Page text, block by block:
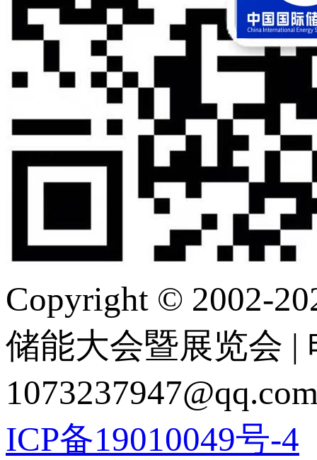
Copyright © 2002-
储能大会暨展览会 |
ICP备19010049号-4